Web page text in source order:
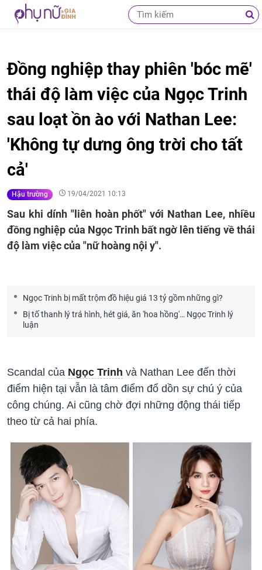
Đồng nghiệp thay phiên 'bóc mẽ'
thái độ làm việc của Ngọc Trinh
sau loạt ồn ào với Nathan Lee:
'Không tự dưng ông trời cho tất
cả'
Hậu trường 19/04/2021 10:13
Sau khi dính "liên hoàn phốt" với Nathan Lee, nhiều
đồng nghiệp của Ngọc Trinh bất ngờ lên tiếng về thái
độ làm việc của "nữ hoàng nội y".
Ngọc Trinh bị mất trộm đồ hiệu giá 13 tỷ gồm những gì?
Bị tố thanh lý trá hình, hét giá, ăn 'hoa hồng'… Ngọc Trinh lý
luận
Scandal của Ngọc Trinh và Nathan Lee đến thời
điểm hiện tại vẫn là tâm điểm đổ dồn sự chú ý của
công chúng. Ai cũng chờ đợi những động thái tiếp
theo từ cả hai phía.